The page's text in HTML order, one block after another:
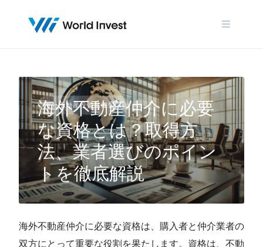
海外不動産投資基礎知識
海外不動産仲介に必要
な資格とは？取得方
法、業者選びのポイン
トを徹底解説
海外不動産仲介に必要な資格は、購入者と仲介業者の
双方にとって重要な役割を果たします。資格は、不動